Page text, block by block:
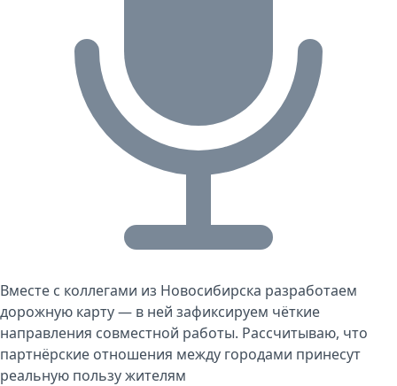
Вместе с коллегами из Новосибирска разработаем
дорожную карту — в ней зафиксируем чёткие
направления совместной работы. Рассчитываю, что
партнёрские отношения между городами принесут
реальную пользу жителям